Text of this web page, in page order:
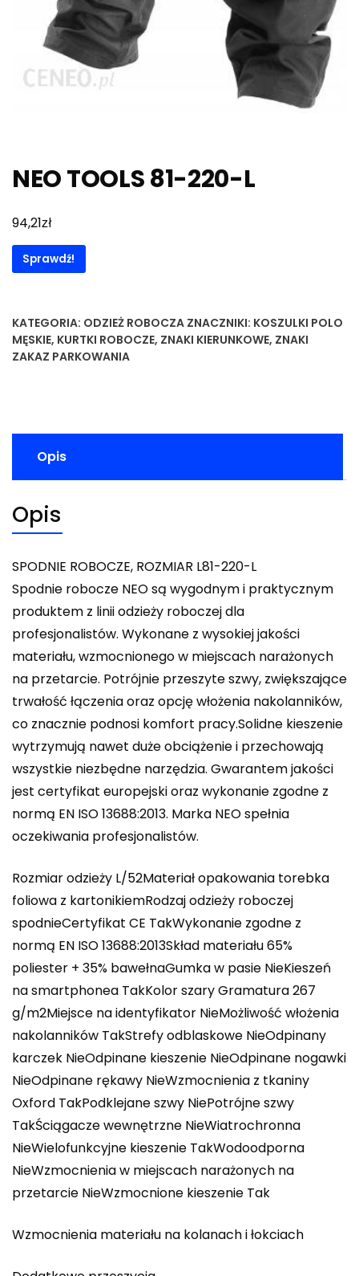
NEO TOOLS 81-220-L
94,21zł
Sprawdź!
KATEGORIA: ODZIEŻ ROBOCZA ZNACZNIKI: KOSZULKI POLO
MĘSKIE, KURTKI ROBOCZE, ZNAKI KIERUNKOWE, ZNAKI
ZAKAZ PARKOWANIA
Opis
Opis
SPODNIE ROBOCZE, ROZMIAR L81-220-L
Spodnie robocze NEO są wygodnym i praktycznym
produktem z linii odzieży roboczej dla
profesjonalistów. Wykonane z wysokiej jakości
materiału, wzmocnionego w miejscach narażonych
na przetarcie. Potrójnie przeszyte szwy, zwiększające
trwałość łączenia oraz opcję włożenia nakolanników,
co znacznie podnosi komfort pracy.Solidne kieszenie
wytrzymują nawet duże obciążenie i przechowają
wszystkie niezbędne narzędzia. Gwarantem jakości
jest certyfikat europejski oraz wykonanie zgodne z
normą EN ISO 13688:2013. Marka NEO spełnia
oczekiwania profesjonalistów.
Rozmiar odzieży L/52Materiał opakowania torebka
foliowa z kartonikiemRodzaj odzieży roboczej
spodnieCertyfikat CE TakWykonanie zgodne z
normą EN ISO 13688:2013Skład materiału 65%
poliester + 35% bawełnaGumka w pasie NieKieszeń
na smartphonea TakKolor szary Gramatura 267
g/m2Miejsce na identyfikator NieMożliwość włożenia
nakolanników TakStrefy odblaskowe NieOdpinany
karczek NieOdpinane kieszenie NieOdpinane nogawki
NieOdpinane rękawy NieWzmocnienia z tkaniny
Oxford TakPodklejane szwy NiePotrójne szwy
TakŚciągacze wewnętrzne NieWiatrochronna
NieWielofunkcyjne kieszenie TakWodoodporna
NieWzmocnienia w miejscach narażonych na
przetarcie NieWzmocnione kieszenie Tak
Wzmocnienia materiału na kolanach i łokciach